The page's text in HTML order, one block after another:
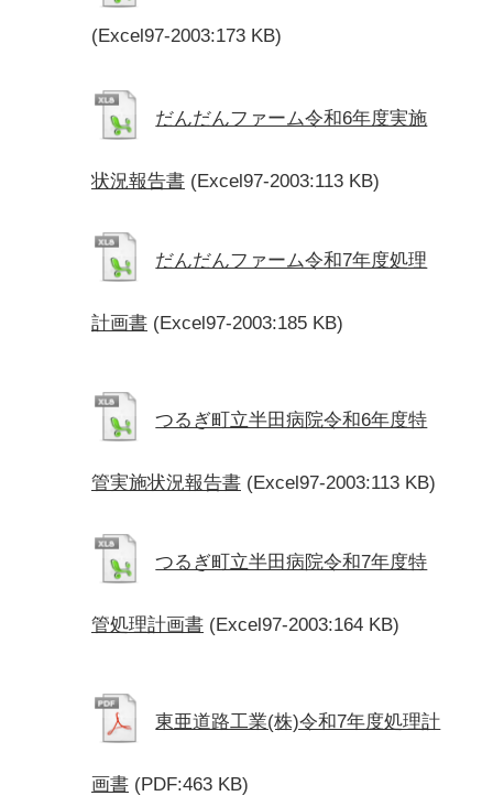
(Excel97-2003:173 KB)
だんだんファーム令和6年度実施
状況報告書 (Excel97-2003:113 KB)
だんだんファーム令和7年度処理
計画書 (Excel97-2003:185 KB)
つるぎ町立半田病院令和6年度特
管実施状況報告書 (Excel97-2003:113 KB)
つるぎ町立半田病院令和7年度特
管処理計画書 (Excel97-2003:164 KB)
東亜道路工業(株)令和7年度処理計
画書 (PDF:463 KB)